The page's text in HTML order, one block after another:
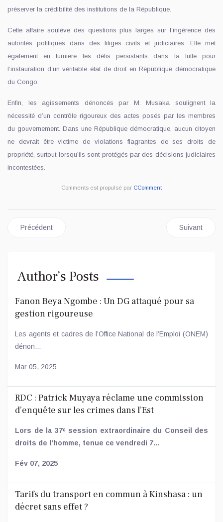
préserver la crédibilité des institutions de la République.
Cette affaire soulève des questions plus larges sur l’ingérence des
autorités politiques dans des litiges civils et judiciaires. Elle met
également en lumière les défis persistants dans la lutte pour
l’instauration d’un véritable état de droit en République démocratique
du Congo.
Enfin, les agissements dénoncés par M. Musaka soulignent la
nécessité d’un contrôle rigoureux des actes posés par les membres
du gouvernement. Dans une République démocratique, aucun citoyen
ne devrait être victime de violations flagrantes de ses droits de
propriété, surtout lorsqu’ils sont protégés par des décisions judiciaires
incontestées.
Comments est propulsé par CComment
Article précédent : Crise politique au Kasaï Central : l’Union
Précédent Article
Suivant
Author’s Posts
Fanon Beya Ngombe : Un DG attaqué pour sa
gestion rigoureuse
Les agents et cadres de l’Office National de l’Emploi (ONEM)
dénon...
Mar 05, 2025
RDC : Patrick Muyaya réclame une commission
d’enquête sur les crimes dans l’Est
Lors de la 37ᵉ session extraordinaire du Conseil des
droits de l’homme, tenue ce vendredi 7...
Fév 07, 2025
Tarifs du transport en commun à Kinshasa : un
décret sans effet ?